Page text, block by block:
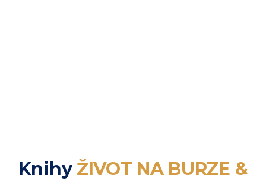
Knihy ŽIVOT NA BURZE &